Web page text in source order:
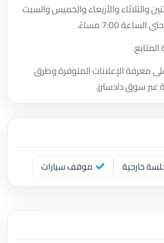
والثلاثاء والأربعاء والخميس والسبت
معرفة الإعلانات المتوفرة وطرق
عبر سوق دادسترز.
خارجية موقف سيارات